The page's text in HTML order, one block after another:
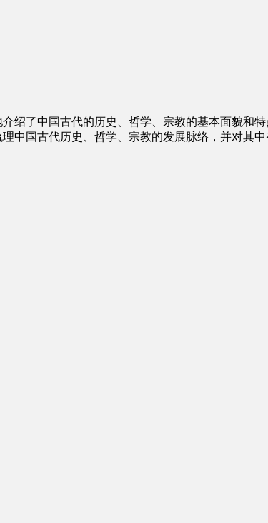
绍了中国古代的历史、哲学、宗教的基本面貌和
中国古代历史、哲学、宗教的发展脉络，并对其中